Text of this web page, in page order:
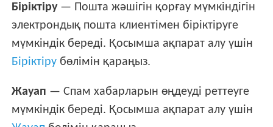
Біріктіру— Пошта жәшігін қорғау мүмкіндігін
электрондық пошта клиентімен біріктіруге
мүмкіндік береді. Қосымша ақпарат алу үшін
Біріктіру бөлімін қараңыз.
Жауап — Спам хабарларын өңдеуді реттеуге
мүмкіндік береді. Қосымша ақпарат алу үшін